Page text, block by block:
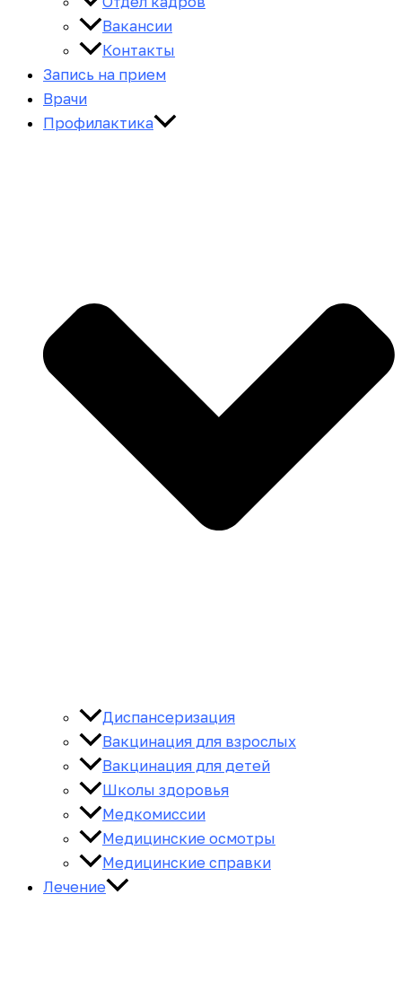
Вакансии
Контакты
Запись на прием
Врачи
Профилактика
Диспансеризация
Вакцинация для взрослых
Вакцинация для детей
Школы здоровья
Медкомиссии
Медицинские осмотры
Медицинские справки
Лечение